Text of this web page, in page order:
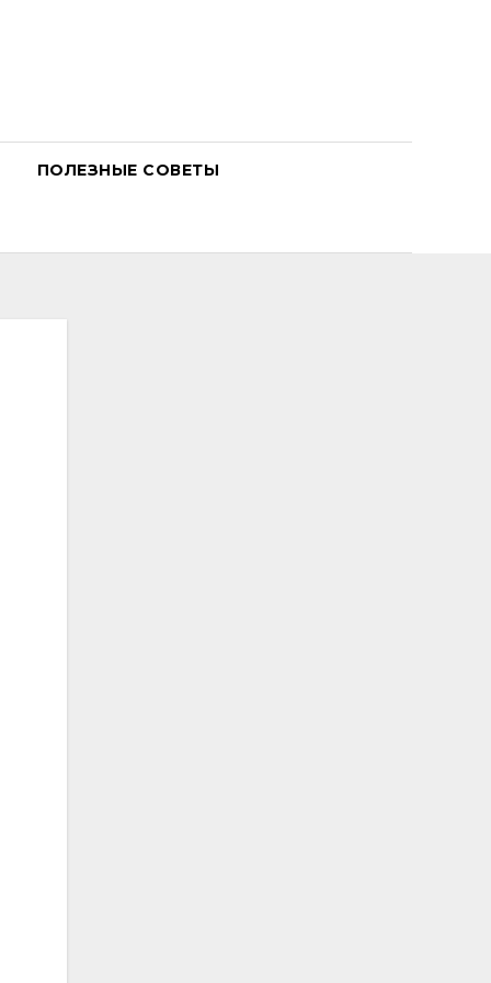
ПОЛЕЗНЫЕ СОВЕТЫ